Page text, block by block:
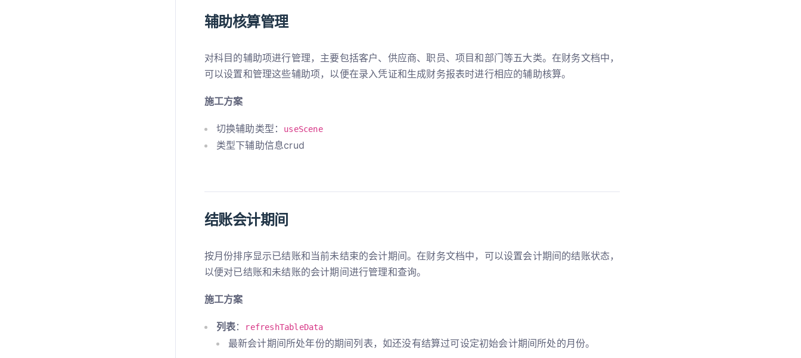
辅助核算管理
对科目的辅助项进行管理，主要包括客户、供应商、职员、项目和部门等五大类。在财务文档中，
可以设置和管理这些辅助项，以便在录入凭证和生成财务报表时进行相应的辅助核算。
施工方案
切换辅助类型： useScene
类型下辅助信息crud
结账会计期间
按月份排序显示已结账和当前未结束的会计期间。在财务文档中，可以设置会计期间的结账状态，
以便对已结账和未结账的会计期间进行管理和查询。
施工方案
列表： refreshTableData
最新会计期间所处年份的期间列表，如还没有结算过可设定初始会计期间所处的月份。